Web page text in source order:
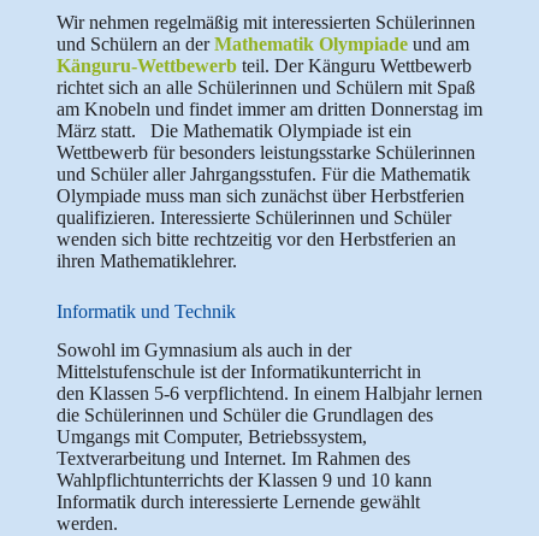
Wir nehmen regelmäßig mit interessierten Schülerinnen
und Schülern an derMathematik Olympiadeund am
Känguru-Wettbewerbteil. Der Känguru Wettbewerb
richtet sich an alle Schülerinnen und Schülern mit Spaß
am Knobeln und findet immer am dritten Donnerstag im
März statt. Die Mathematik Olympiade ist ein
Wettbewerb für besonders leistungsstarke Schülerinnen
und Schüler aller Jahrgangsstufen. Für die Mathematik
Olympiade muss man sich zunächst über Herbstferien
qualifizieren. Interessierte Schülerinnen und Schüler
wenden sich bitte rechtzeitig vor den Herbstferien an
ihren Mathematiklehrer.
Informatik und Technik
Sowohl im Gymnasium als auch in der
Mittelstufenschule ist der Informatikunterricht in
den Klassen 5-6 verpflichtend. In einem Halbjahr lernen
die Schülerinnen und Schüler die Grundlagen des
Umgangs mit Computer, Betriebssystem,
Textverarbeitung und Internet. Im Rahmen des
Wahlpflichtunterrichts der Klassen 9 und 10 kann
Informatik durch interessierte Lernende gewählt
werden.